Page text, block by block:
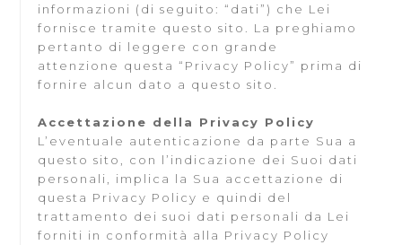
informazioni (di seguito: “dati”) che Lei
fornisce tramite questo sito. La preghiamo
pertanto di leggere con grande
attenzione questa “Privacy Policy” prima di
fornire alcun dato a questo sito.
Accettazione della Privacy Policy
L’eventuale autenticazione da parte Sua a
questo sito, con l’indicazione dei Suoi dati
personali, implica la Sua accettazione di
questa Privacy Policy e quindi del
trattamento dei suoi dati personali da Lei
forniti in conformità alla Privacy Policy